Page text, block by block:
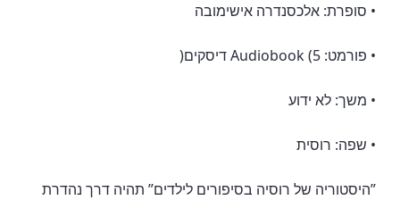
• סופרת: אלכסנדרה אישימובה
• פורמט: Audiobook (5 דיסקים)
• משך: לא ידוע
• שפה: רוסית
”היסטוריה של רוסיה בסיפורים לילדים” תהיה דרך נהדרת